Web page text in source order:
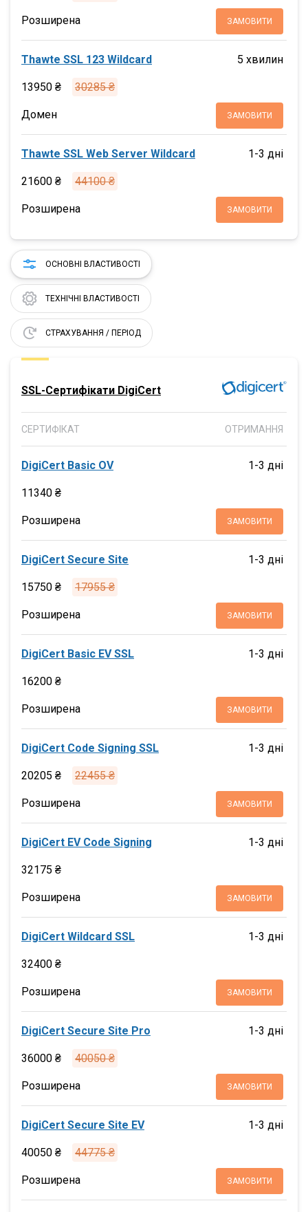
Розширена ЗАМОВИТИ
Thawte SSL 123 Wildcard
13950 ₴ 30285 ₴
5 хвилин
Домен ЗАМОВИТИ
Thawte SSL Web Server Wildcard
21600 ₴ 44100 ₴
1-3 дні
Розширена ЗАМОВИТИ
ОСНОВНІ ВЛАСТИВОСТІ
ТЕХНІЧНІ ВЛАСТИВОСТІ
СТРАХУВАННЯ / ПЕРІОД
SSL-Сертифікати DigiCert
СЕРТИФІКАТ ОТРИМАННЯ
DigiCert Basic OV
11340 ₴
1-3 дні
Розширена ЗАМОВИТИ
DigiCert Secure Site
15750 ₴ 17955 ₴
1-3 дні
Розширена ЗАМОВИТИ
DigiCert Basic EV SSL
16200 ₴
1-3 дні
Розширена ЗАМОВИТИ
DigiCert Code Signing SSL
20205 ₴ 22455 ₴
1-3 дні
Розширена ЗАМОВИТИ
DigiCert EV Code Signing
32175 ₴
1-3 дні
Розширена ЗАМОВИТИ
DigiCert Wildcard SSL
32400 ₴
1-3 дні
Розширена ЗАМОВИТИ
DigiCert Secure Site Pro
36000 ₴ 40050 ₴
1-3 дні
Розширена ЗАМОВИТИ
DigiCert Secure Site EV
40050 ₴ 44775 ₴
1-3 дні
Розширена ЗАМОВИТИ